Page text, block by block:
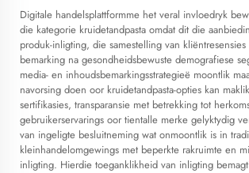
Digitale handelsplattformme het veral invloedryk
die kategorie kruidetandpasta omdat dit die
produk-inligting, die samestelling van
bemarking na gesondheidsbewuste demografiese
media- en inhoudsbemarkingsstrategieë moontlik
navorsing doen oor kruidetandpasta-opties kan
sertifikasies, transparansie met betrekking tot
gebruikerservarings oor tientalle merke gelyktydig
van ingeligte besluitneming wat onmoontlik is in
kleinhandelomgewings met beperkte rakruimte en
inligting. Hierdie toeganklikheid van inligting